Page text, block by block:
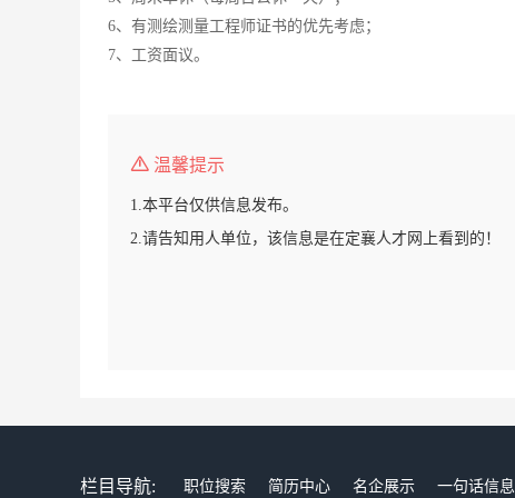
6、有测绘测量工程师证书的优先考虑；
7、工资面议。
温馨提示
1.本平台仅供信息发布。
2.请告知用人单位，该信息是在定襄人才网上看到的！
栏目导航: 职位搜索 简历中心 名企展示 一句话信息